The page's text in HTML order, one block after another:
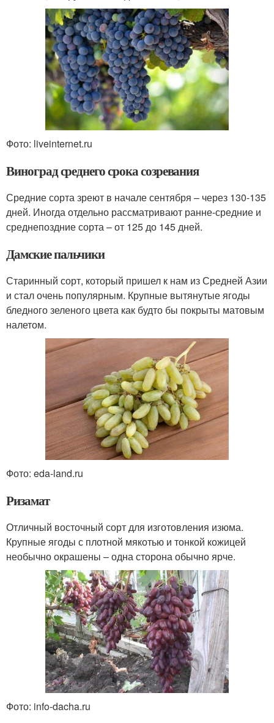
Фото: liveinternet.ru
Виноград среднего срока созревания
Средние сорта зреют в начале сентября – через 130-135
дней. Иногда отдельно рассматривают ранне-средние и
среднепоздние сорта – от 125 до 145 дней.
Дамские пальчики
Старинный сорт, который пришел к нам из Средней Азии
и стал очень популярным. Крупные вытянутые ягоды
бледного зеленого цвета как будто бы покрыты матовым
налетом.
Фото: eda-land.ru
Ризамат
Отличный восточный сорт для изготовления изюма.
Крупные ягоды с плотной мякотью и тонкой кожицей
необычно окрашены – одна сторона обычно ярче.
Фото: info-dacha.ru